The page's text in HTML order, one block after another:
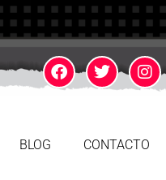
BLOG CONTACTO